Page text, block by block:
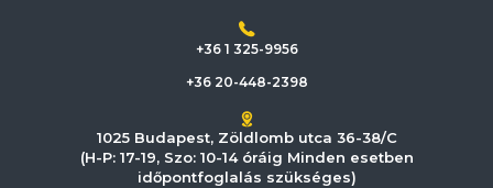
+36 1 325-9956
+36 20-448-2398
1025 Budapest, Zöldlomb utca 36-38/C
(H-P: 17-19, Szo: 10-14 óráig Minden esetben
időpontfoglalás szükséges)